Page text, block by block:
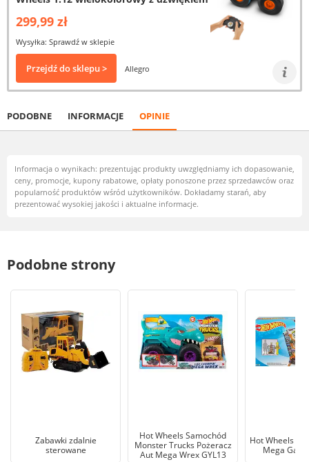
299,99 zł
Wysyłka: Sprawdź w sklepie
Przejdź do sklepu > Allegro
PODOBNE INFORMACJE OPINIE
Informacja o wynikach: prezentując produkty uwzględniamy ich dopasowanie,
ceny, promocje, kupony rabatowe, opłaty ponoszone przez sprzedawców oraz
popularność produktów wśród użytkowników. Dokładamy starań, aby
prezentować wysokiej jakości i aktualne informacje.
Podobne strony
Zabawki zdalnie
sterowane
Hot Wheels Samochód
Monster Trucks Pożeracz
Aut Mega Wrex GYL13
Hot Wheels
Mega